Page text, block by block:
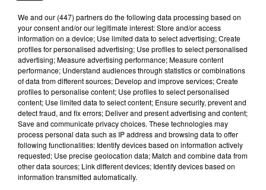
A LA UNE Voir plus
We and our (447) partnersdo the following data processing based on
your consent and/or our legitimate interest: Store and/or access
information on a device; Use limited data to select advertising; Create
profiles for personalised advertising; Use profiles to select personalised
advertising; Measure advertising performance; Measure content
performance; Understand audiences through statistics or combinations
of data from different sources; Develop and improve services; Create
profiles to personalise content; Use profiles to select personalised
content; Use limited data to select content; Ensure security, prevent and
detect fraud, and fix errors; Deliver and present advertising and content;
Save and communicate privacy choices. These technologies may
process personal data such as IP address and browsing data to offer
following functionalities: Identify devices based on information actively
requested; Use precise geolocation data; Match and combine data from
other data sources; Link different devices; Identify devices based on
information transmitted automatically.